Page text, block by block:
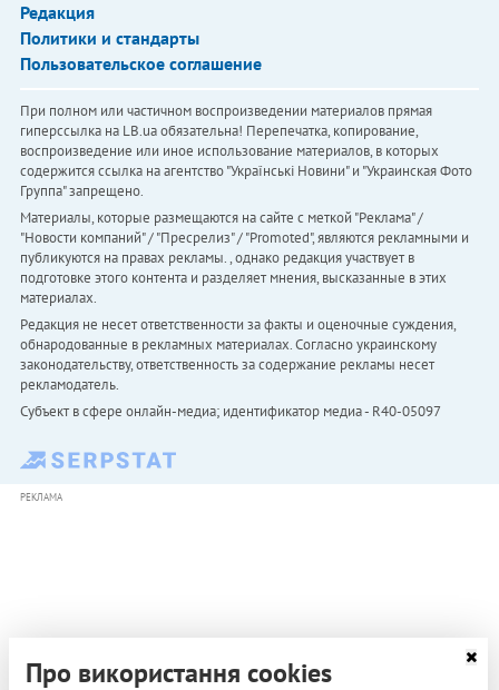
Редакция
Политики и стандарты
Пользовательское соглашение
При полном или частичном воспроизведении материалов прямая
гиперссылка на LB.ua обязательна! Перепечатка, копирование,
воспроизведение или иное использование материалов, в которых
содержится ссылка на агентство "Українськi Новини" и "Украинская Фото
Группа" запрещено.
Материалы, которые размещаются на сайте с меткой "Реклама" /
"Новости компаний" / "Пресрелиз" / "Promoted", являются рекламными и
публикуются на правах рекламы. , однако редакция участвует в
подготовке этого контента и разделяет мнения, высказанные в этих
материалах.
Редакция не несет ответственности за факты и оценочные суждения,
обнародованные в рекламных материалах. Согласно украинскому
законодательству, ответственность за содержание рекламы несет
рекламодатель.
Субъект в сфере онлайн-медиа; идентификатор медиа - R40-05097
РЕКЛАМА
Про використання cookies